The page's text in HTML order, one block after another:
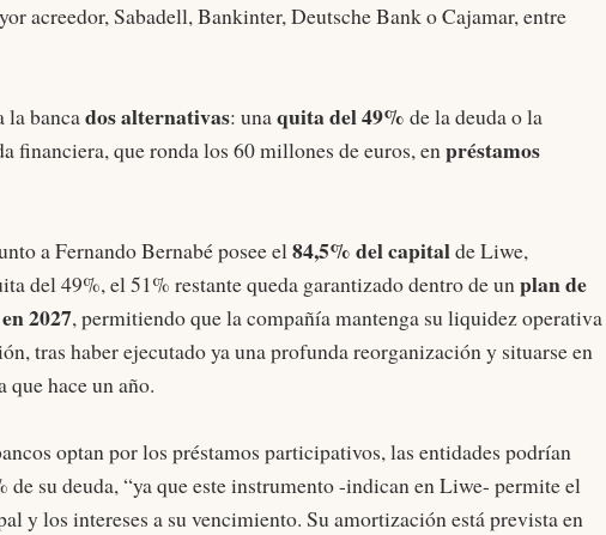
acreedor, Sabadell, Bankinter, Deutsche Bank o Cajamar, entre
la bancados alternativas: unaquita del 49% de la deuda o la
financiera, que ronda los 60 millones de euros, enpréstamos
a Fernando Bernabé posee el84,5% del capitalde Liwe,
del 49%, el 51% restante queda garantizado dentro de unplan de
2027, permitiendo que la compañía mantenga su liquidez operativa
tras haber ejecutado ya una profunda reorganización y situarse en
hace un año.
optan por los préstamos participativos, las entidades podrían
de su deuda, “ya que este instrumento -indican en Liwe- permite el
y los intereses a su vencimiento. Su amortización está prevista en